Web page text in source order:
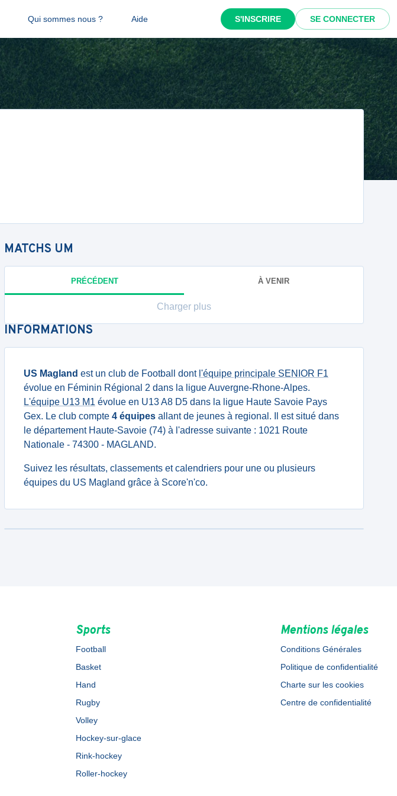
Qui sommes nous ? Aide S'INSCRIRE SE CONNECTER
MATCHS UM
PRÉCÉDENT À VENIR
Charger plus
INFORMATIONS
US Magland est un club de Football dont l'équipe principale SENIOR F1
évolue en Féminin Régional 2 dans la ligue Auvergne-Rhone-Alpes.
L'équipe U13 M1 évolue en U13 A8 D5 dans la ligue Haute Savoie Pays
Gex. Le club compte 4 équipes allant de jeunes à regional. Il est situé dans
le département Haute-Savoie (74) à l'adresse suivante : 1021 Route
Nationale - 74300 - MAGLAND.
Suivez les résultats, classements et calendriers pour une ou plusieurs
équipes du US Magland grâce à Score'n'co.
Sports
Football
Basket
Hand
Rugby
Volley
Hockey-sur-glace
Rink-hockey
Roller-hockey
Mentions légales
Conditions Générales
Politique de confidentialité
Charte sur les cookies
Centre de confidentialité